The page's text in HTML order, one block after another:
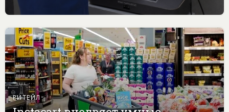
РИТЕЙЛ